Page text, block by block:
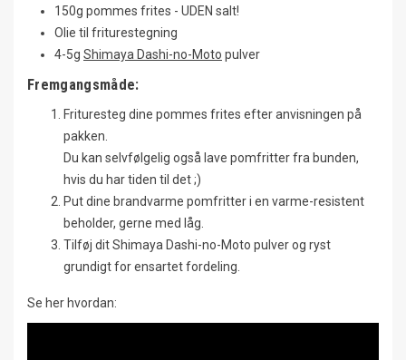
150g pommes frites - UDEN salt!
Olie til friturestegning
4-5g Shimaya Dashi-no-Moto pulver
Fremgangsmåde:
Frituresteg dine pommes frites efter anvisningen på
pakken.
Du kan selvfølgelig også lave pomfritter fra bunden,
hvis du har tiden til det ;)
Put dine brandvarme pomfritter i en varme-resistent
beholder, gerne med låg.
Tilføj dit Shimaya Dashi-no-Moto pulver og ryst
grundigt for ensartet fordeling.
Se her hvordan: